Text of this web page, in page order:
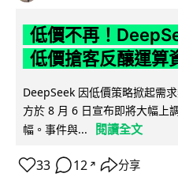
低價不再！
低價搶客反釀運算
DeepSeek 因低價策略掀起需
方於 8 月 6 日宣布即將大幅上
幅。事件與...
閱讀全文
33 12 ↗ 分享